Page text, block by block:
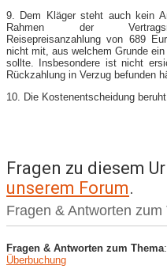
9. Dem Kläger steht auch kein
Rahmen der
Reisepreisanzahlung von 689
nicht mit, aus welchem Grunde
sollte. Insbesondere ist nicht
Rückzahlung in Verzug befunden
10. Die Kostenentscheidung
Fragen zu diesem
unserem Forum.
Fragen & Antworten zum
Fragen & Antworten zum Thema:
Überbuchung